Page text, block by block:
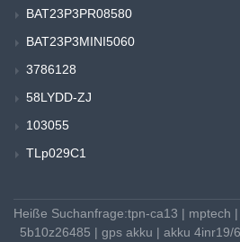
BAT23P3PR08580
BAT23P3MINI5060
3786128
58LYDD-ZJ
103055
TLp029C1
Heiße Suchanfrage:tpn-ca13 | mptech |
5b10z26485 | gps akku | akku 4inr19/